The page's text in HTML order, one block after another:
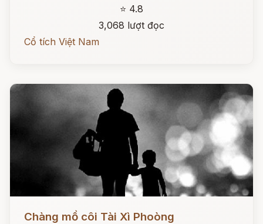
⭐ 4.8
3,068 lượt đọc
Cổ tích Việt Nam
Chàng mồ côi Tài Xì Phoòng